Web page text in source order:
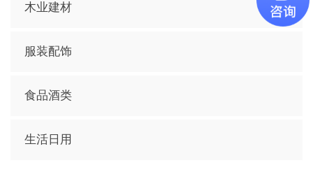
木业建材
服装配饰
食品酒类
生活日用